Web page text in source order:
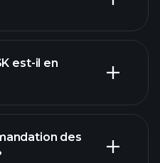
est-il en
des